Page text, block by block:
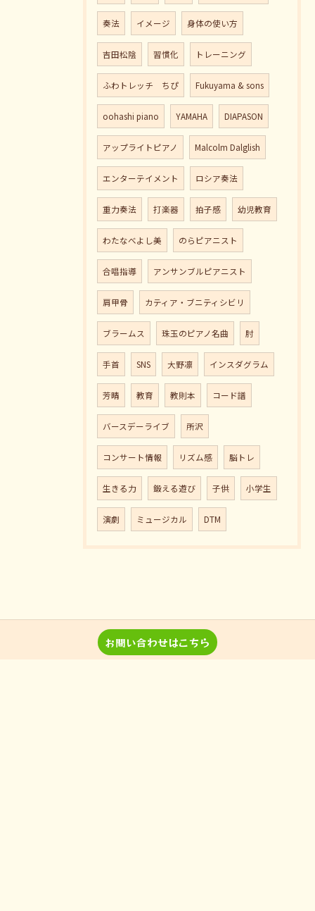
奏法 イメージ 身体の使い方
吉田松陰 習慣化 トレーニング
ふわトレッチ ちぴ Fukuyama & sons
oohashi piano YAMAHA DIAPASON
アップライトピアノ Malcolm Dalglish
エンターテイメント ロシア奏法
重力奏法 打楽器 拍子感 幼児教育
わたなべよし美 のらピアニスト
合唱指導 アンサンブルピアニスト
肩甲骨 カティア・ブニティシビリ
ブラームス 珠玉のピアノ名曲 肘
手首 SNS 大野凛 インスダグラム
芳晴 教育 教則本 コード譜
バースデーライブ 所沢
コンサート情報 リズム感 脳トレ
生きる力 鍛える遊び 子供 小学生
演劇 ミュージカル DTM
お問い合わせはこちら